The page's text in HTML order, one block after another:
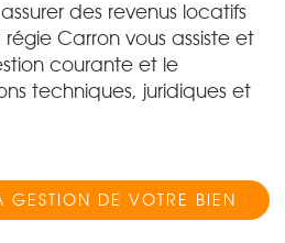
des revenus locatifs
Carron vous assiste et
courante et le
techniques, juridiques et
GESTION DE VOTRE BIEN